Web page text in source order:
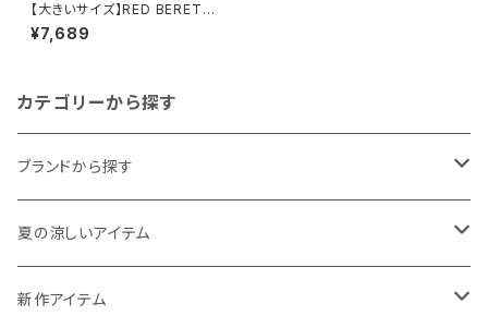
【大きいサイズ】RED BERETS
｜接触冷感ベンチレーションシ
ャツ｜レッドベレー rb63-2501
¥7,689
カテゴリーから探す
ブランドから探す
THE NORTH FACE
NANGA
夏の涼しいアイテム
メンズ
新作アイテム